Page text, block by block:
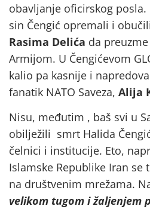
obavljanje oficirskog
sin Čengić opremali i
Rasima Delića da
Armijom. U Čengićevom
kalio pa kasnije i
fanatik NATO Saveza, Alija
Nisu, međutim , baš svi u
obilježili smrt Halida
čelnici i institucije. Eto,
Islamske Republike Iran
na društvenim mrežama.
velikom tugom i žaljenjem